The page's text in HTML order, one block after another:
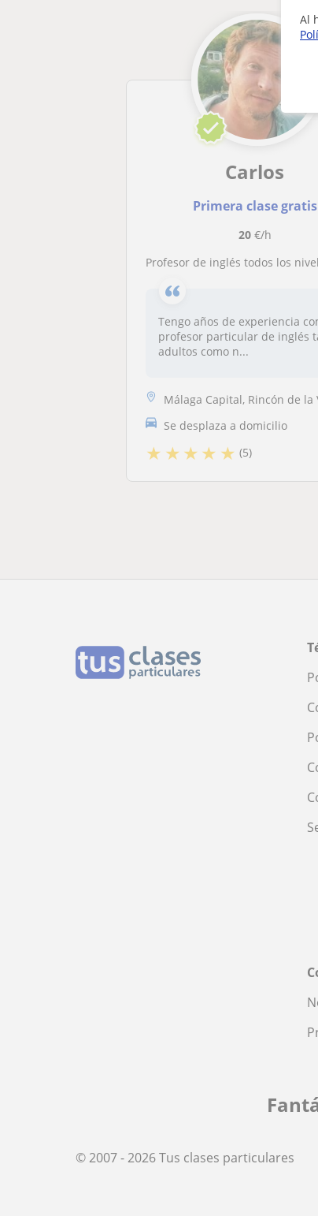
Al
Carlos
Primera clase gratis
20€/h
Profesor de inglés todos los niveles para niños, adolescentes y adultos.
Tengo años de experiencia como
profesor particular de inglés
adultos como n...
Málaga Capital, Rincón de la Victoria,
Se desplaza a domicilio
★ ★★★ ★ (5)
© 2007 - 2026 Tus clases particulares